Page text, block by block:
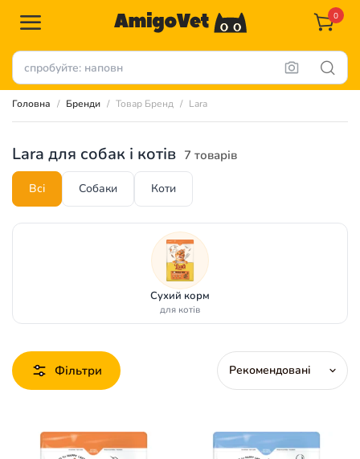
0
Головна Бренди Товар Бренд Lara
Lara для собак і котів 7 товарів
Всі Собаки Коти
Сухий корм
для котів
Фільтри